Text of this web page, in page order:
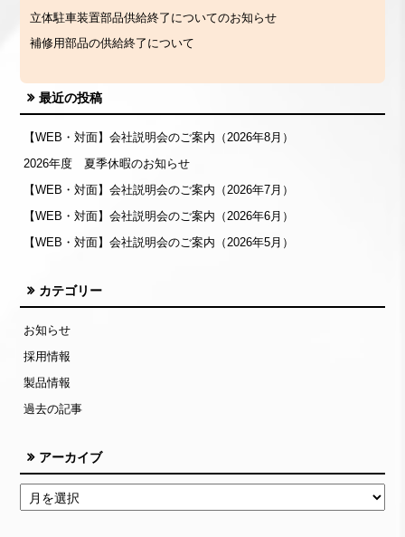
立体駐車装置部品供給終了についてのお知らせ
補修用部品の供給終了について
最近の投稿
【WEB・対面】会社説明会のご案内（2026年8月）
2026年度 夏季休暇のお知らせ
【WEB・対面】会社説明会のご案内（2026年7月）
【WEB・対面】会社説明会のご案内（2026年6月）
【WEB・対面】会社説明会のご案内（2026年5月）
カテゴリー
お知らせ
採用情報
製品情報
過去の記事
アーカイブ